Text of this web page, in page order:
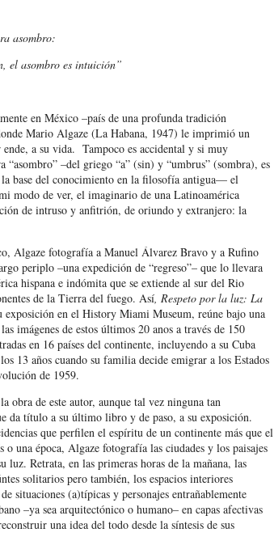
asombro:
el asombro es intuición”
en México –país de una profunda tradición
Mario Algaze (La Habana, 1947) le imprimió un
a su vida. Tampoco es accidental y si muy
“asombro” –del griego “a” (sin) y “umbrus” (sombra), es
la base del conocimiento en la filosofía antigua— el
modo de ver, el imaginario de una Latinoamérica
de intruso y anfitrión, de oriundo y extranjero: la
Algaze fotografía a Manuel Álvarez Bravo y a Rufino
periplo –una expedición de “regreso”– que lo llevara
hispana e indómita que se extiende al sur del Rio
de la Tierra del fuego. Así, Respeto por la luz: La
exposición en el History Miami Museum, reúne bajo una
imágenes de estos últimos 20 anos a través de 150
en 16 países del continente, incluyendo a su Cuba
13 años cuando su familia decide emigrar a los Estados
de 1959.
obra de este autor, aunque tal vez ninguna tan
da título a su último libro y de paso, a su exposición.
que perfilen el espíritu de un continente más que el
o una época, Algaze fotografía las ciudades y los paisajes
luz. Retrata, en las primeras horas de la mañana, las
solitarios pero también, los espacios interiores
situaciones (a)típicas y personajes entrañablemente
–ya sea arquitectónico o humano– en capas afectivas
una idea del todo desde la síntesis de sus